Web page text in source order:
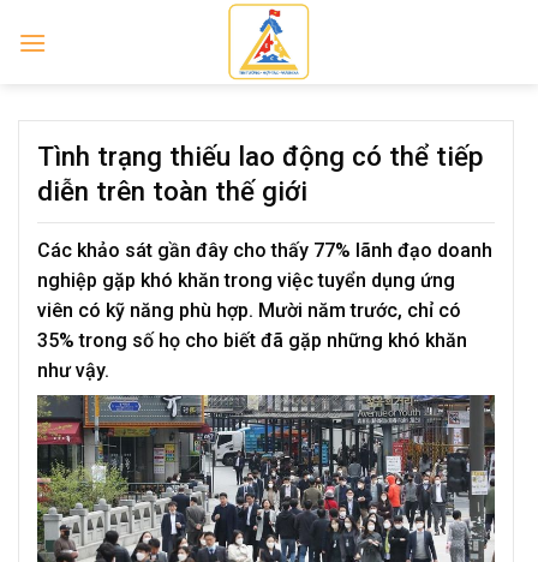
Tình trạng thiếu lao động có thể tiếp
diễn trên toàn thế giới
Các khảo sát gần đây cho thấy 77% lãnh đạo doanh
nghiệp gặp khó khăn trong việc tuyển dụng ứng
viên có kỹ năng phù hợp. Mười năm trước, chỉ có
35% trong số họ cho biết đã gặp những khó khăn
như vậy.